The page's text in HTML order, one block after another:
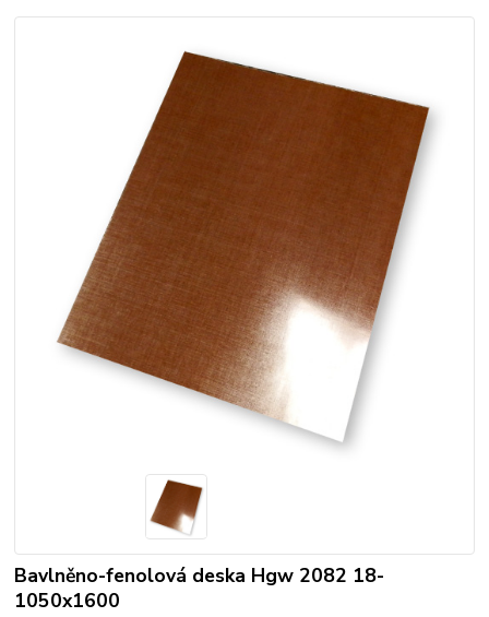
Bavlněno-fenolová deska Hgw 2082 18-
1050x1600